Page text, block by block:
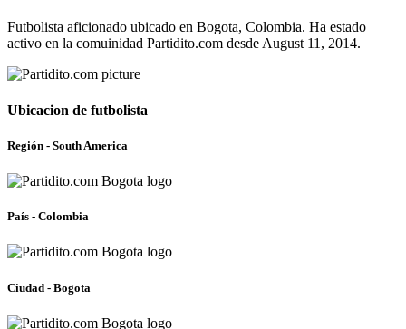
Futbolista aficionado ubicado en Bogota, Colombia. Ha estado
activo en la comuinidad Partidito.com desde August 11, 2014.
Ubicacion de futbolista
Región - South America
País - Colombia
Ciudad - Bogota